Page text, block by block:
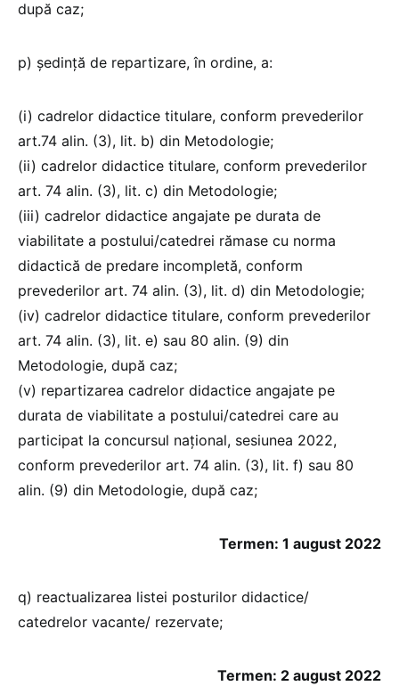
după caz;
p) ședință de repartizare, în ordine, a:
(i) cadrelor didactice titulare, conform prevederilor
art.74 alin. (3), lit. b) din Metodologie;
(ii) cadrelor didactice titulare, conform prevederilor
art. 74 alin. (3), lit. c) din Metodologie;
(iii) cadrelor didactice angajate pe durata de
viabilitate a postului/catedrei rămase cu norma
didactică de predare incompletă, conform
prevederilor art. 74 alin. (3), lit. d) din Metodologie;
(iv) cadrelor didactice titulare, conform prevederilor
art. 74 alin. (3), lit. e) sau 80 alin. (9) din
Metodologie, după caz;
(v) repartizarea cadrelor didactice angajate pe
durata de viabilitate a postului/catedrei care au
participat la concursul naţional, sesiunea 2022,
conform prevederilor art. 74 alin. (3), lit. f) sau 80
alin. (9) din Metodologie, după caz;
Termen: 1 august 2022
q) reactualizarea listei posturilor didactice/
catedrelor vacante/ rezervate;
Termen: 2 august 2022